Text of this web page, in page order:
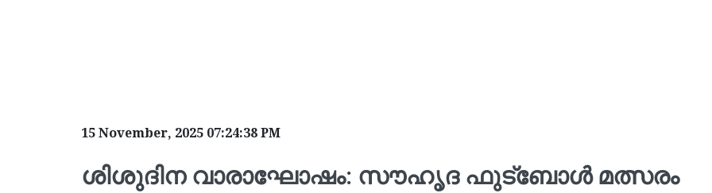
15 November, 2025 07:24:38 PM
ശിശുദിന വാരാഘോഷം: സൗഹൃദ ഫുട്ബോൾ മത്സരം